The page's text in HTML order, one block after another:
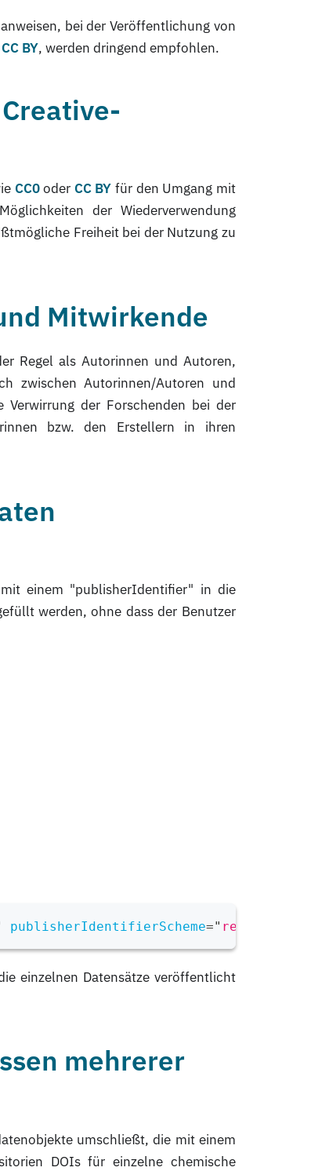
bei der Veröffentlichung von
CC BY, werden dringend empfohlen.
CC0oder CC BY für den Umgang mit
der Wiederverwendung
Freiheit bei der Nutzung zu
Mitwirkende
Regel als Autorinnen und Autoren,
zwischen Autorinnen/Autoren und
der Forschenden bei der
bzw. den Erstellern in ihren
einem "publisherIdentifier" in die
werden, ohne dass der Benutzer
publisherIdentifierScheme=" re3data
einzelnen Datensätze veröffentlicht
mehrerer
umschließt, die mit einem
DOIs für einzelne chemische